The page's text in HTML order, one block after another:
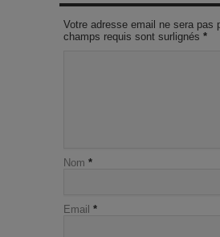
Votre adresse email ne sera pas
champs requis sont surlignés *
Nom *
Email *